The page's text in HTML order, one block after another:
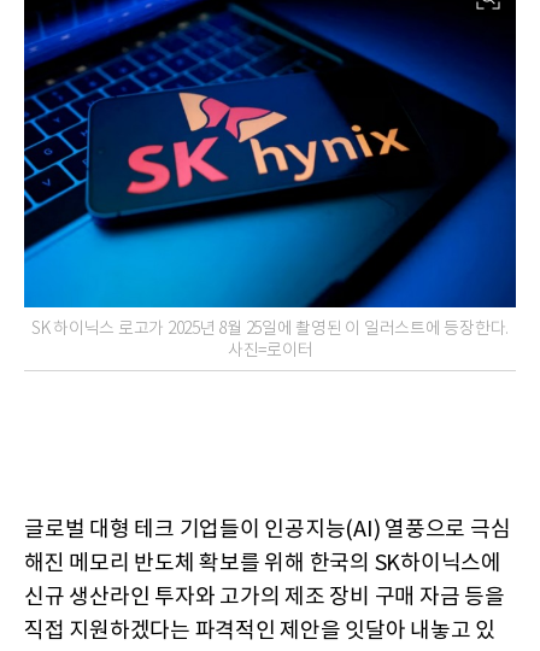
SK 하이닉스 로고가 2025년 8월 25일에 촬영된 이 일러스트에 등장한다.
사진=로이터
글로벌 대형 테크 기업들이 인공지능(AI) 열풍으로 극심
해진 메모리 반도체 확보를 위해 한국의 SK하이닉스에
신규 생산라인 투자와 고가의 제조 장비 구매 자금 등을
직접 지원하겠다는 파격적인 제안을 잇달아 내놓고 있